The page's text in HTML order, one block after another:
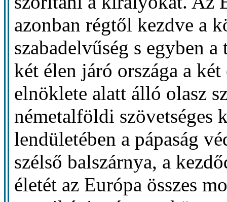
azonban régtől kezdve a
szabadelvűség s egyben
két élen járó országa a
elnöklete alatt álló olasz
németalföldi szövetséges
lendületében a pápaság
szélső balszárnya, a
életét az Európa összes